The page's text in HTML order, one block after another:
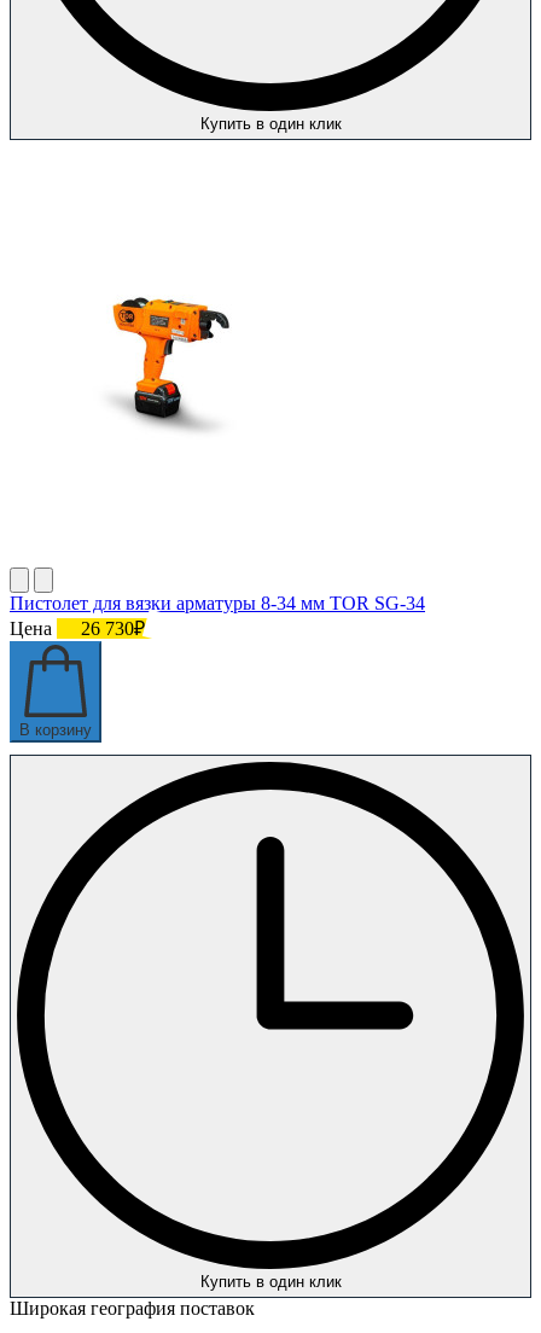
Купить в один клик
Пистолет для вязки арматуры 8-34 мм TOR SG-34
Цена
26 730₽
В корзину
Купить в один клик
Широкая география поставок